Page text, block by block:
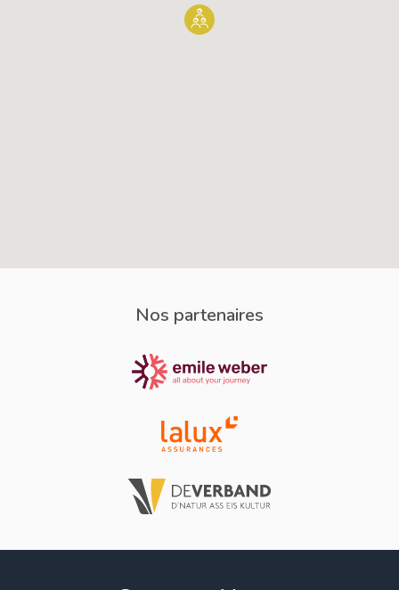
Nos partenaires